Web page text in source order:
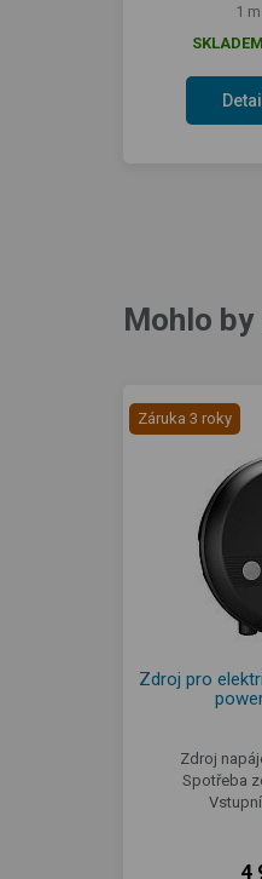
1
Mohlo
Záruka 3 roky
Zdroj pro
Zdroj
Spotřeba
4